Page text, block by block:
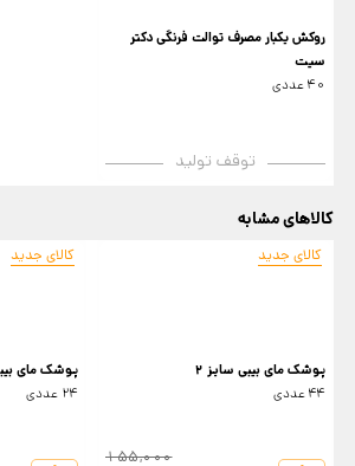
روکش یکبار مصرف توالت فرنگی دکتر
سیت
40 عددی
توقف تولید
کالاهای مشابه
کالای جدید
پوشک مای بیبی سایز 2
44 عددی
155,000
کالای جدید
پوشک مای
24 عددی